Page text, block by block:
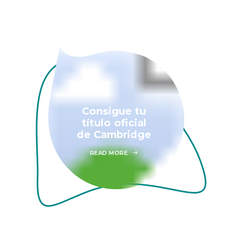
Consigue tu
título oficial
de Cambridge
READ MORE